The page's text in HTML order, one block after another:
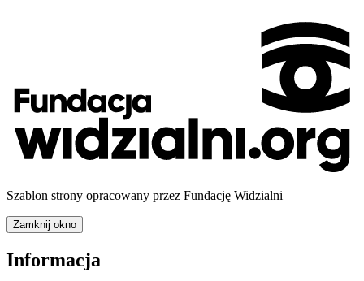
Szablon strony opracowany przez Fundację Widzialni
Zamknij okno
Informacja